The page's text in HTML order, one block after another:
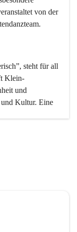
von der
steht für all
Klein-
und
Kultur. Eine
wird seit dem